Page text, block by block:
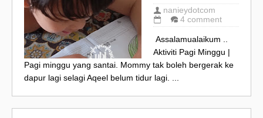
nanieydotcom
4 comment
Assalamualaikum ..
Aktiviti Pagi Minggu |
Pagi minggu yang santai. Mommy tak boleh bergerak ke
dapur lagi selagi Aqeel belum tidur lagi. ...